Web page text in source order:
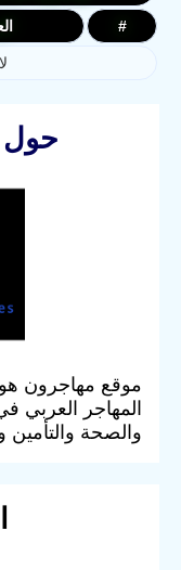
#
حول
موقع مهاجرون هو
المهاجر العربي
والصحة والتأمين